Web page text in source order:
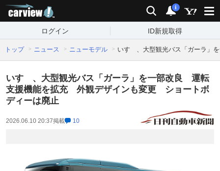
検索 通知
i
ログイン ID新規取得
トップ ニュース ニューモデル いすゞ、大型観光バス「ガーラ
いすゞ、大型観光バス「ガーラ」を一部改良 運転
支援機能を拡充 外観デザインも変更 ショートボ
ディーは廃止
2026.06.10 20:37掲載 10